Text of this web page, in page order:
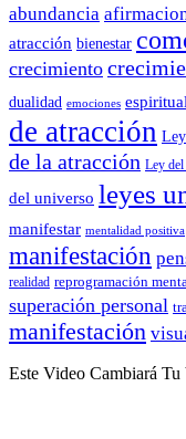
abundancia
atracción bienestar
crecimiento
dualidad emociones
de atracción
de la atracción Ley
del universo leyes
manifestar mentalidad positiva
manifestación
realidad reprogramación
superación personal
manifestación
Este Video Cambiará Tu